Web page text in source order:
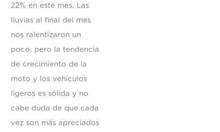
22% en este mes. Las
lluvias al final del mes
nos ralentizaron un
poco, pero la tendencia
de crecimiento de la
moto y los vehículos
ligeros es sólida y no
cabe duda de que cada
vez son más apreciados